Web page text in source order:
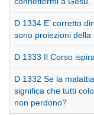
D 1334 E’ corretto
sono proiezioni della
D 1333 Il Corso
D 1332 Se la
significa che tutti
non perdono?